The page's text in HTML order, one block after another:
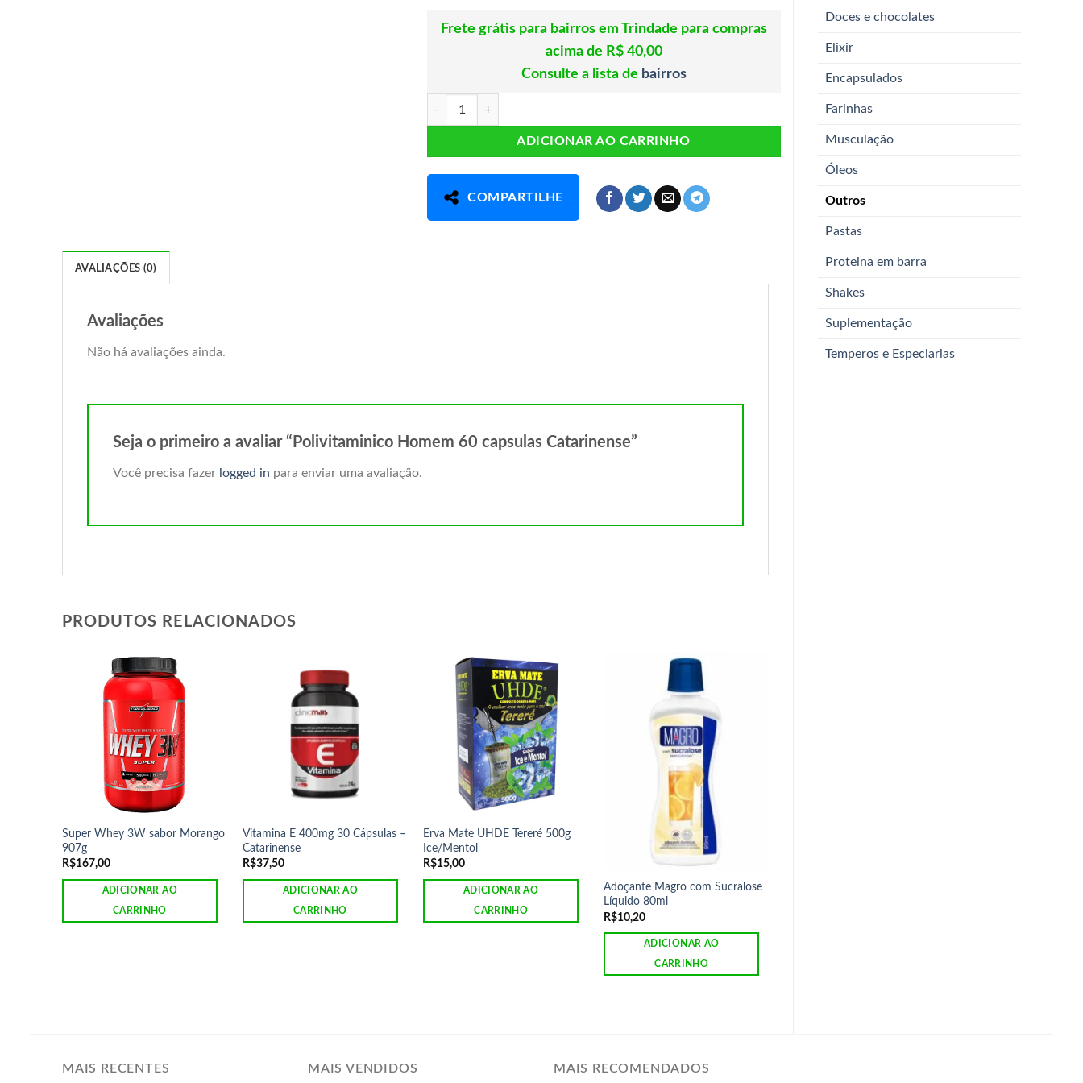
Doces e chocolates
Elixir
Encapsulados
Farinhas
Musculação
Óleos
Outros
Pastas
Proteina em barra
Shakes
Suplementação
Temperos e Especiarias
Frete grátis para bairros em Trindade para compras
acima de R$ 40,00
Consulte a lista de bairros
Polivitaminico Homem 60 capsulas Catarinense quantidade
ADICIONAR AO CARRINHO
COMPARTILHE
AVALIAÇÕES (0)
Avaliações
Não há avaliações ainda.
Seja o primeiro a avaliar “Polivitaminico Homem 60 capsulas Catarinense”
Você precisa fazer logged in para enviar uma avaliação.
PRODUTOS RELACIONADOS
Super Whey 3W sabor Morango
907g
R$167,00
ADICIONAR AO
CARRINHO
Vitamina E 400mg 30 Cápsulas –
Catarinense
R$37,50
ADICIONAR AO
CARRINHO
Erva Mate UHDE Tereré 500g
Ice/Mentol
R$15,00
ADICIONAR AO
CARRINHO
Adoçante Magro com Sucralose
Líquido 80ml
R$10,20
ADICIONAR AO
CARRINHO
MAIS RECENTES MAIS VENDIDOS MAIS RECOMENDADOS